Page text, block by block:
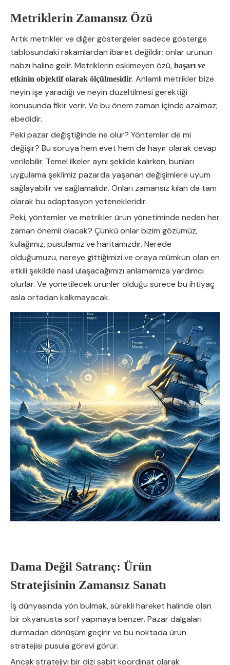
Metriklerin Zamansız Özü
Artık metrikler ve diğer göstergeler sadece gösterge
tablosundaki rakamlardan ibaret değildir; onlar ürünün
nabzı haline gelir. Metriklerin eskimeyen özü, başarı ve
etkinin objektif olarak ölçülmesidir. Anlamlı metrikler bize
neyin işe yaradığı ve neyin düzeltilmesi gerektiği
konusunda fikir verir. Ve bu önem zaman içinde azalmaz;
ebedidir.
Peki pazar değiştiğinde ne olur? Yöntemler de mi
değişir? Bu soruya hem evet hem de hayır olarak cevap
verilebilir. Temel ilkeler aynı şekilde kalırken, bunları
uygulama şeklimiz pazarda yaşanan değişimlere uyum
sağlayabilir ve sağlamalıdır. Onları zamansız kılan da tam
olarak bu adaptasyon yetenekleridir.
Peki, yöntemler ve metrikler ürün yönetiminde neden her
zaman önemli olacak? Çünkü onlar bizim gözümüz,
kulağımız, pusulamız ve haritamızdır. Nerede
olduğumuzu, nereye gittiğimizi ve oraya mümkün olan en
etkili şekilde nasıl ulaşacağımızı anlamamıza yardımcı
olurlar. Ve yönetilecek ürünler olduğu sürece bu ihtiyaç
asla ortadan kalkmayacak.
Dama Değil Satranç: Ürün
Stratejisinin Zamansız Sanatı
İş dünyasında yön bulmak, sürekli hareket halinde olan
bir okyanusta sörf yapmaya benzer. Pazar dalgaları
durmadan dönüşüm geçirir ve bu noktada ürün
stratejisi pusula görevi görür.
Ancak stratejiyi bir dizi sabit koordinat olarak